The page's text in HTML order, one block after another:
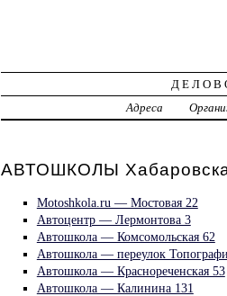
Адреса
АВТОШКОЛЫ
Motoshkola.ru — Мостовая 22
Автоцентр — Лермонтова 3
Автошкола — Комсомольская 62
Автошкола — переулок
Автошкола — Краснореченская 53
Автошкола — Калинина 131